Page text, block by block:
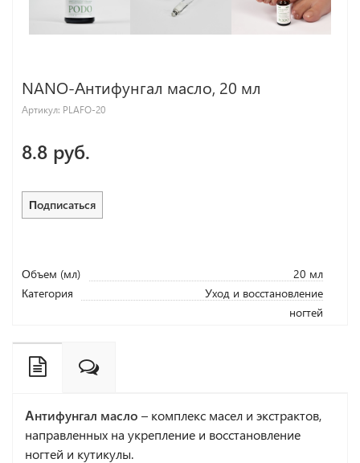
NANO-Антифунгал масло, 20 мл
Артикул: PLAFO-20
8.8 руб.
Подписаться
Объем (мл)
20 мл
Категория
Уход и восстановление
ногтей
Антифунгал масло – комплекс масел и экстрактов,
направленных на укрепление и восстановление
ногтей и кутикулы.